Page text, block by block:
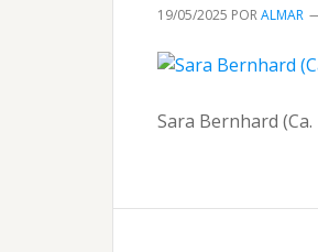
19/05/2025 PORALMAR
Sara Bernhard (Ca.